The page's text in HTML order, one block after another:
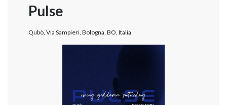
Pulse
Qubò, Via Sampieri, Bologna, BO, Italia